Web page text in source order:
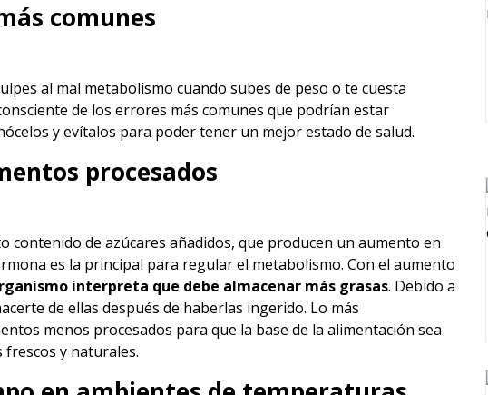
comunes
al mal metabolismo cuando subes de peso o te cuesta
de los errores más comunes que podrían estar
y evítalos para poder tener un mejor estado de salud.
procesados
contenido de azúcares añadidos, que producen un aumento en
es la principal para regular el metabolismo. Con el aumento
interpreta que debe almacenar más grasas. Debido a
de ellas después de haberlas ingerido. Lo más
menos procesados para que la base de la alimentación sea
frescos y naturales.